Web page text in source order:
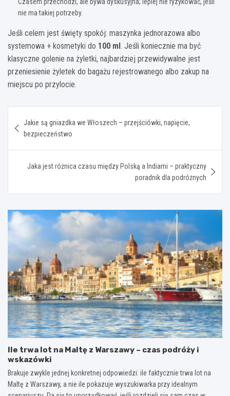
nie ma takiej potrzeby.
Jeśli celem jest święty spokój: maszynka jednorazowa albo
systemowa + kosmetyki do 100 ml. Jeśli koniecznie ma być
klasyczne golenie na żyletki, najbardziej przewidywalne jest
przeniesienie żyletek do bagażu rejestrowanego albo zakup na
miejscu po przylocie.
wpisu
Jakie są gniazdka we Włoszech – przejściówki, napięcie,
bezpieczeństwo
Jaka jest różnica czasu między Polską a Indiami – praktyczny
poradnik dla podróżnych
Ile trwa lot na Maltę z Warszawy – czas podróży i
wskazówki
Brakuje zwykle jednej konkretnej odpowiedzi: ile faktycznie trwa lot na
Maltę z Warszawy, a nie ile pokazuje wyszukiwarka przy idealnym